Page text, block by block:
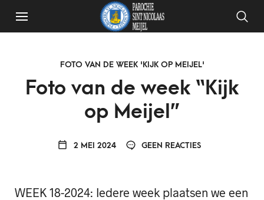
FOTO VAN DE WEEK 'KIJK OP MEIJEL'
Foto van de week “Kijk
op Meijel”
2 MEI 2024 GEEN REACTIES
WEEK 18-2024: Iedere week plaatsen we een